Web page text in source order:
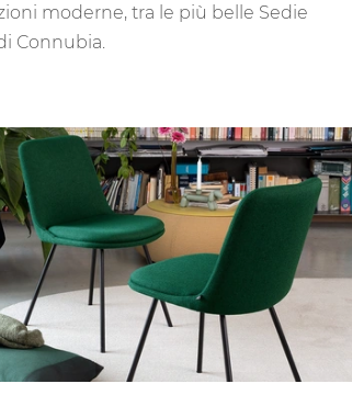
moderne, tra le più belle Sedie
Connubia.